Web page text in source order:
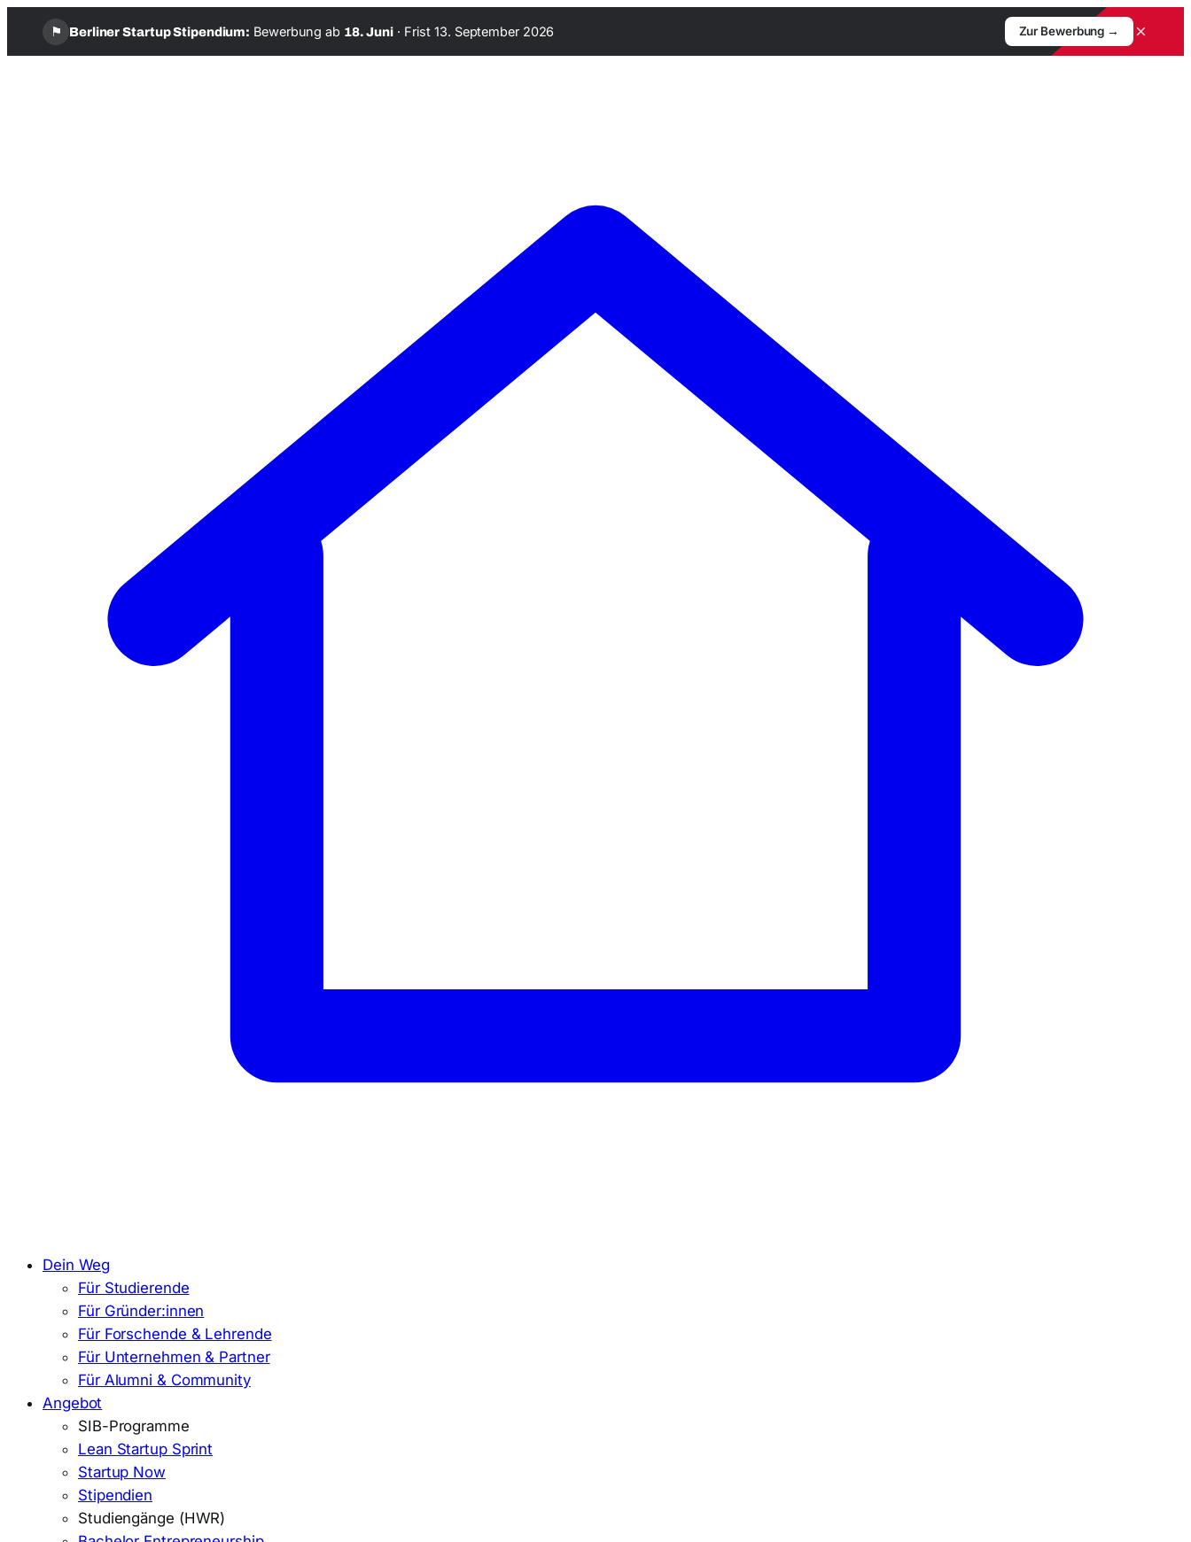
⚑ Berliner Startup Stipendium: Bewerbung ab 18. Juni · Frist 13. September 2026 Zur Bewerbung → ×
Dein Weg
Für Studierende
Für Gründer:innen
Für Forschende & Lehrende
Für Unternehmen & Partner
Für Alumni & Community
Angebot
SIB-Programme
Lean Startup Sprint
Startup Now
Stipendien
Studiengänge (HWR)